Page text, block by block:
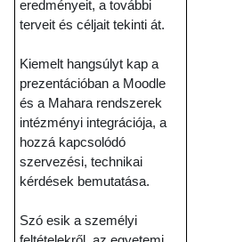
eredményeit, a további
terveit és céljait tekinti át.
Kiemelt hangsúlyt kap a
prezentációban a Moodle
és a Mahara rendszerek
intézményi integrációja, a
hozzá kapcsolódó
szervezési, technikai
kérdések bemutatása.
Szó esik a személyi